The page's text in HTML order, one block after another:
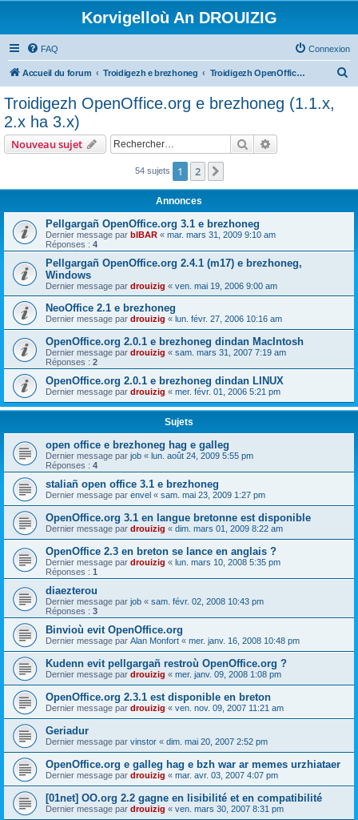
Korvigelloù An DROUIZIG
FAQ Connexion
Accueil du forum Troidigezh e brezhoneg Troidigezh OpenOffice.org e brezhoneg (1.1.x, 2.x ha 3.x)
c
Troidigezh OpenOffice.org e brezhoneg (1.1.x,
2.x ha 3.x)
Nouveau sujet Rechercher
54 sujets 1 2
Annonces
Pellgargañ OpenOffice.org 3.1 e brezhoneg
Dernier message par bIBAR « mar. mars 31, 2009 9:10 am
Réponses : 4
Pellgargañ OpenOffice.org 2.4.1 (m17) e brezhoneg,
Windows
Dernier message par drouizig « ven. mai 19, 2006 9:00 am
NeoOffice 2.1 e brezhoneg
Dernier message par drouizig « lun. févr. 27, 2006 10:16 am
OpenOffice.org 2.0.1 e brezhoneg dindan MacIntosh
Dernier message par drouizig « sam. mars 31, 2007 7:19 am
Réponses : 2
OpenOffice.org 2.0.1 e brezhoneg dindan LINUX
Dernier message par drouizig « mer. févr. 01, 2006 5:21 pm
Sujets
open office e brezhoneg hag e galleg
Dernier message par job « lun. août 24, 2009 5:55 pm
Réponses : 4
staliañ open office 3.1 e brezhoneg
Dernier message par envel « sam. mai 23, 2009 1:27 pm
OpenOffice.org 3.1 en langue bretonne est disponible
Dernier message par drouizig « dim. mars 01, 2009 8:22 am
OpenOffice 2.3 en breton se lance en anglais ?
Dernier message par drouizig « lun. mars 10, 2008 5:35 pm
Réponses : 1
diaezterou
Dernier message par job « sam. févr. 02, 2008 10:43 pm
Réponses : 3
Binvioù evit OpenOffice.org
Dernier message par Alan Monfort « mer. janv. 16, 2008 10:48 pm
Kudenn evit pellgargañ restroù OpenOffice.org ?
Dernier message par drouizig « mer. janv. 09, 2008 1:08 pm
OpenOffice.org 2.3.1 est disponible en breton
Dernier message par drouizig « ven. nov. 09, 2007 11:21 am
Geriadur
Dernier message par vinstor « dim. mai 20, 2007 2:52 pm
OpenOffice.org e galleg hag e bzh war ar memes urzhiataer
Dernier message par drouizig « mar. avr. 03, 2007 4:07 pm
[01net] OO.org 2.2 gagne en lisibilité et en compatibilité
Dernier message par drouizig « ven. mars 30, 2007 8:31 pm